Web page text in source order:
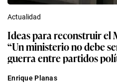
Actualidad
Ideas para reconstruir el
“Un ministerio no debe
guerra entre partidos
Enrique Planas